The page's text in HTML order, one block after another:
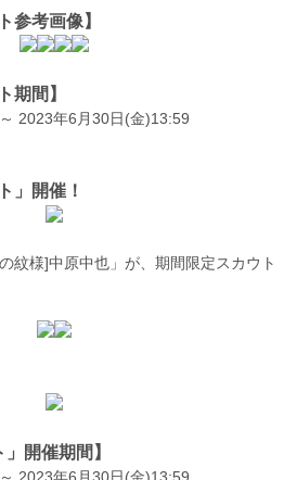
参考画像】
期間】
2023年6月30日(金)13:59
」開催！
紋様]中原中也」が、期間限定スカウト
開催期間】